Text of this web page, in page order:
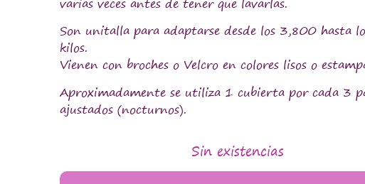
Son unitalla para adaptarse desde los 3,800 hasta
kilos.
Vienen con broches o Velcro en colores lisos o
Aproximadamente se utiliza 1 cubierta por cada 3
ajustados (nocturnos).
Sin existencias